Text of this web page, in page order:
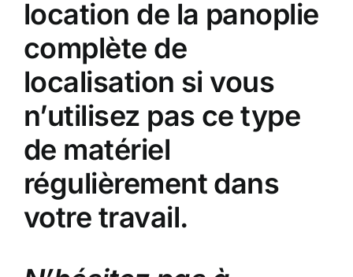
location de la panoplie
complète de
localisation si vous
n’utilisez pas ce type
de matériel
régulièrement dans
votre travail.